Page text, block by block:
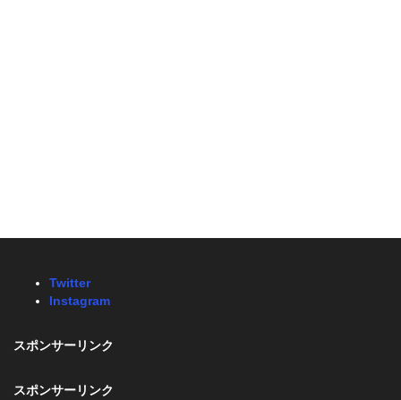
Twitter
Instagram
スポンサーリンク
スポンサーリンク